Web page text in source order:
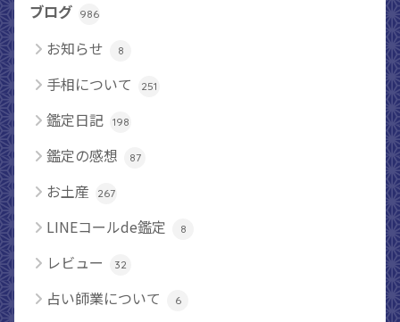
ブログ 986
お知らせ 8
手相について 251
鑑定日記 198
鑑定の感想 87
お土産 267
LINEコールde鑑定 8
レビュー 32
占い師業について 6